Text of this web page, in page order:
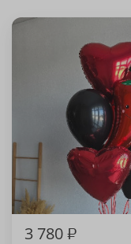
3 780₽